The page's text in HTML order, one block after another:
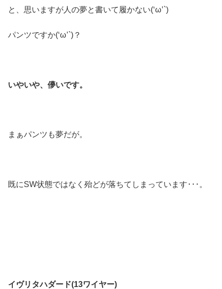
と、思いますが人の夢と書いて履かない(‘ω’`)
パンツですか(‘ω’`)？
いやいや、儚いです。
まぁパンツも夢だが。
既にSW状態ではなく殆どが落ちてしまっています･･･。
イヴリタハダード(13ワイヤー)